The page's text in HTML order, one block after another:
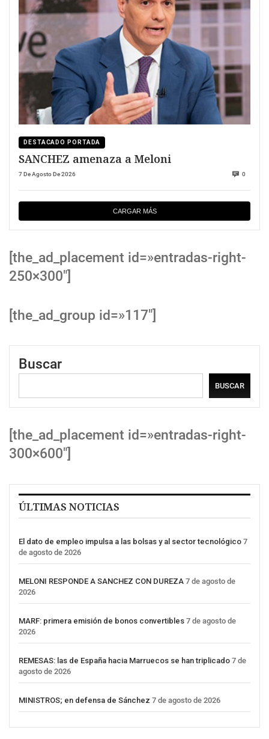
DESTACADO PORTADA
SANCHEZ amenaza a Meloni
7 De Agosto De 2026 0
CARGAR MÁS
[the_ad_placement id=»entradas-right-
250×300″]
[the_ad_group id=»117″]
Buscar
BUSCAR
[the_ad_placement id=»entradas-right-
300×600″]
ÚLTIMAS NOTICIAS
El dato de empleo impulsa a las bolsas y al sector tecnológico 7
de agosto de 2026
MELONI RESPONDE A SANCHEZ CON DUREZA 7 de agosto de
2026
MARF: primera emisión de bonos convertibles 7 de agosto de
2026
REMESAS: las de España hacia Marruecos se han triplicado 7 de
agosto de 2026
MINISTROS; en defensa de Sánchez 7 de agosto de 2026